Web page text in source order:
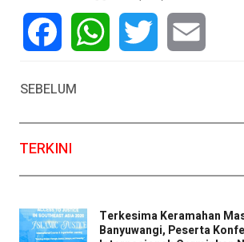
SEBELUM
TERKINI
Terkesima Keramahan
Banyuwangi, Peserta